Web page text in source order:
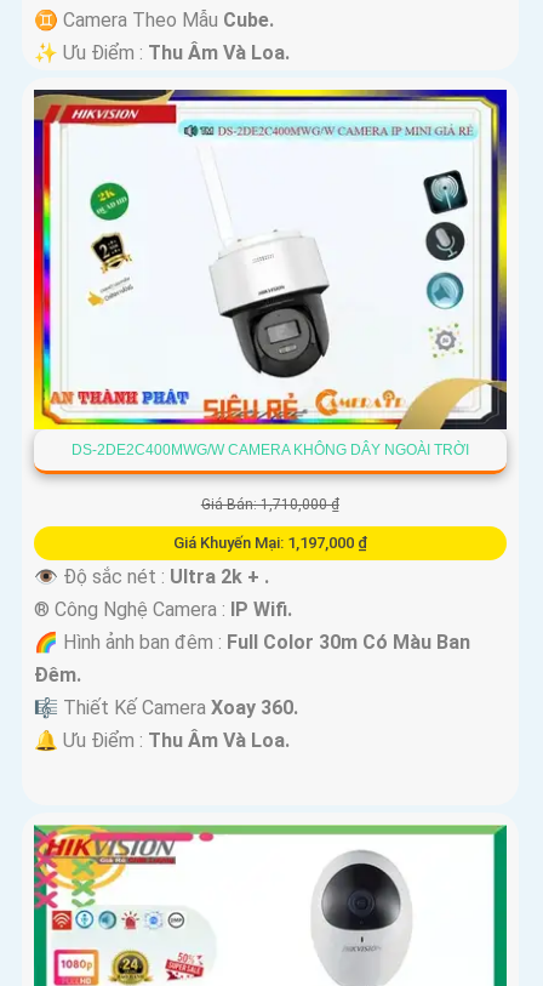
♊ Camera Theo Mẫu Cube.
️✨ Ưu Điểm : Thu Âm Và Loa.
DS-2DE2C400MWG/W CAMERA KHÔNG DÂY NGOÀI TRỜI
Giá Bán: 1,710,000 ₫
Giá Khuyến Mại: 1,197,000 ₫
👁 Độ sắc nét : Ultra 2k + .
®️ Công Nghệ Camera :
IP Wifi.
🌈 Hình ảnh ban đêm : Full Color 30m Có Màu Ban
Ðêm.
🎼️ Thiết Kế Camera Xoay 360.
️🔔 Ưu Điểm : Thu Âm Và Loa.